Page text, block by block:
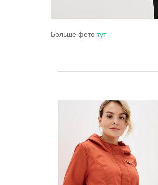
Больше фото тут